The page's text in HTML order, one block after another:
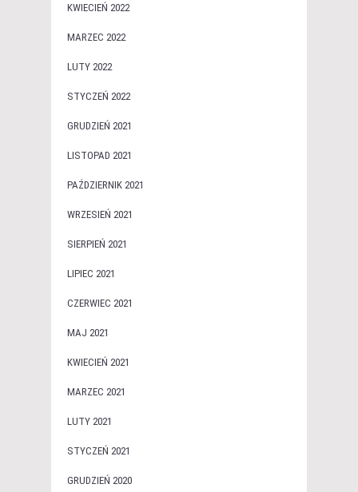
KWIECIEŃ 2022
MARZEC 2022
LUTY 2022
STYCZEŃ 2022
GRUDZIEŃ 2021
LISTOPAD 2021
PAŹDZIERNIK 2021
WRZESIEŃ 2021
SIERPIEŃ 2021
LIPIEC 2021
CZERWIEC 2021
MAJ 2021
KWIECIEŃ 2021
MARZEC 2021
LUTY 2021
STYCZEŃ 2021
GRUDZIEŃ 2020